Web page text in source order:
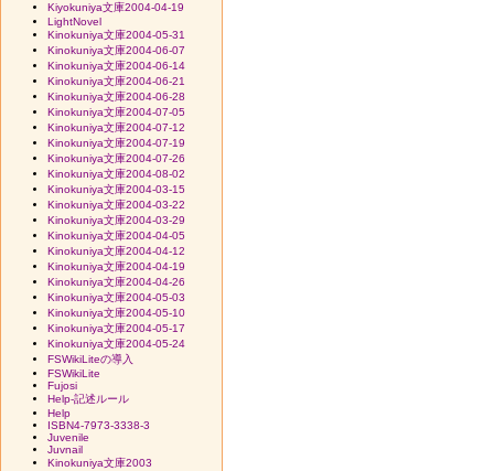
Kiyokuniya文庫2004-04-19
LightNovel
Kinokuniya文庫2004-05-31
Kinokuniya文庫2004-06-07
Kinokuniya文庫2004-06-14
Kinokuniya文庫2004-06-21
Kinokuniya文庫2004-06-28
Kinokuniya文庫2004-07-05
Kinokuniya文庫2004-07-12
Kinokuniya文庫2004-07-19
Kinokuniya文庫2004-07-26
Kinokuniya文庫2004-08-02
Kinokuniya文庫2004-03-15
Kinokuniya文庫2004-03-22
Kinokuniya文庫2004-03-29
Kinokuniya文庫2004-04-05
Kinokuniya文庫2004-04-12
Kinokuniya文庫2004-04-19
Kinokuniya文庫2004-04-26
Kinokuniya文庫2004-05-03
Kinokuniya文庫2004-05-10
Kinokuniya文庫2004-05-17
Kinokuniya文庫2004-05-24
FSWikiLiteの導入
FSWikiLite
Fujosi
Help-記述ルール
Help
ISBN4-7973-3338-3
Juvenile
Juvnail
Kinokuniya文庫2003